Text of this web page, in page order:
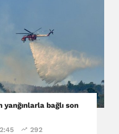
bağlı son
292